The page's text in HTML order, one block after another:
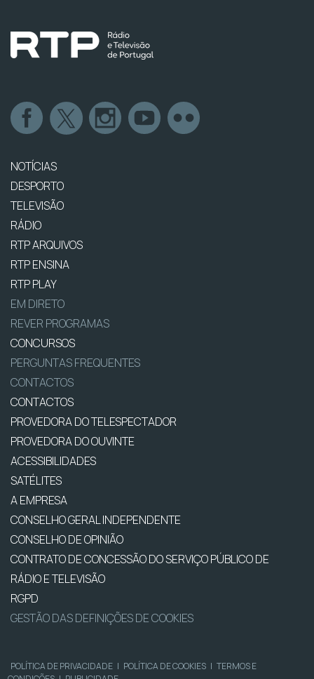
NOTÍCIAS
DESPORTO
TELEVISÃO
RÁDIO
RTP ARQUIVOS
RTP ENSINA
RTP PLAY
EM DIRETO
REVER PROGRAMAS
CONCURSOS
PERGUNTAS FREQUENTES
CONTACTOS
CONTACTOS
PROVEDORA DO TELESPECTADOR
PROVEDORA DO OUVINTE
ACESSIBILIDADES
SATÉLITES
A EMPRESA
CONSELHO GERAL INDEPENDENTE
CONSELHO DE OPINIÃO
CONTRATO DE CONCESSÃO DO SERVIÇO PÚBLICO DE
RÁDIO E TELEVISÃO
RGPD
GESTÃO DAS DEFINIÇÕES DE COOKIES
POLÍTICA DE PRIVACIDADE | POLÍTICA DE COOKIES | TERMOS E